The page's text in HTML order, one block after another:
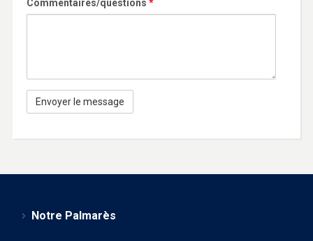
Commentaires/questions *
Notre Palmarès